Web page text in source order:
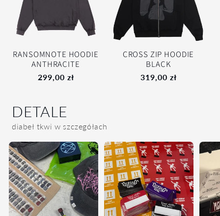
RANSOMNOTE HOODIE
ANTHRACITE
299,00 zł
CROSS ZIP HOODIE
BLACK
319,00 zł
DETALE
diabeł tkwi w szczegółach